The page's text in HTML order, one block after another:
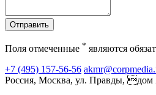
Отправить
Поля отмеченные * являются
+7 (495) 157-56-56
Россия, Москва, ул. Правды, дом